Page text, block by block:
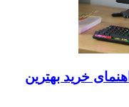
مانیتورهای گیمینگ ۲۰۲۶ راهنمای خرید بهترین